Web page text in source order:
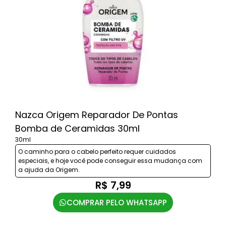
Nazca Origem Reparador De Pontas
Bomba de Ceramidas 30ml
30ml
O caminho para o cabelo perfeito requer cuidados
especiais, e hoje você pode conseguir essa mudança com
a ajuda da Origem.
R$ 7,99
COMPRAR PELO WHATSAPP